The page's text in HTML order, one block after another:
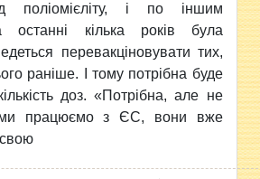
поліомієліту, і по іншим
останні кілька років була
перевакціновувати тих,
раніше. І тому потрібна буде
доз. «Потрібна, але не
ми працюємо з ЄС, вони вже